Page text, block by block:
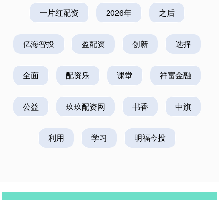
一片红配资 2026年 之后
亿海智投 盈配资 创新 选择
全面 配资乐 课堂 祥富金融
公益 玖玖配资网 书香 中旗
利用 学习 明福今投